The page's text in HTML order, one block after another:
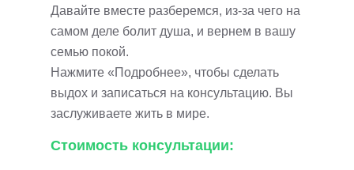
Давайте вместе разберемся, из-за чего на
самом деле болит душа, и вернем в вашу
семью покой.
Нажмите «Подробнее», чтобы сделать
выдох и записаться на консультацию. Вы
заслуживаете жить в мире.
Стоимость консультации: